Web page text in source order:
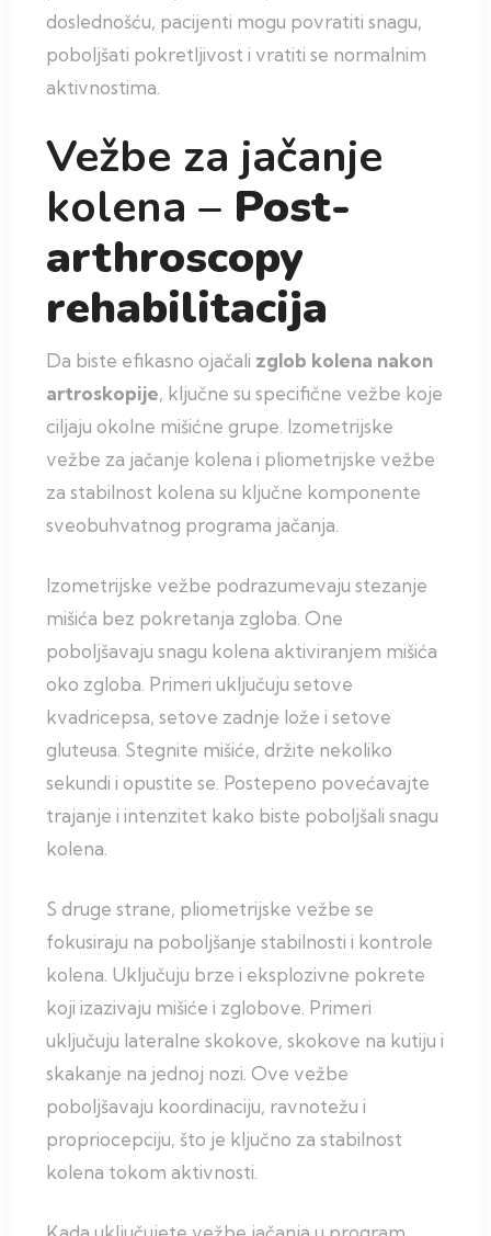
doslednošću, pacijenti mogu povratiti snagu,
poboljšati pokretljivost i vratiti se normalnim
aktivnostima.
Vežbe za jačanje
kolena – Post-
arthroscopy
rehabilitacija
Da biste efikasno ojačali zglob kolena nakon
artroskopije, ključne su specifične vežbe koje
ciljaju okolne mišićne grupe. Izometrijske
vežbe za jačanje kolena i pliometrijske vežbe
za stabilnost kolena su ključne komponente
sveobuhvatnog programa jačanja.
Izometrijske vežbe podrazumevaju stezanje
mišića bez pokretanja zgloba. One
poboljšavaju snagu kolena aktiviranjem mišića
oko zgloba. Primeri uključuju setove
kvadricepsa, setove zadnje lože i setove
gluteusa. Stegnite mišiće, držite nekoliko
sekundi i opustite se. Postepeno povećavajte
trajanje i intenzitet kako biste poboljšali snagu
kolena.
S druge strane, pliometrijske vežbe se
fokusiraju na poboljšanje stabilnosti i kontrole
kolena. Uključuju brze i eksplozivne pokrete
koji izazivaju mišiće i zglobove. Primeri
uključuju lateralne skokove, skokove na kutiju i
skakanje na jednoj nozi. Ove vežbe
poboljšavaju koordinaciju, ravnotežu i
propriocepciju, što je ključno za stabilnost
kolena tokom aktivnosti.